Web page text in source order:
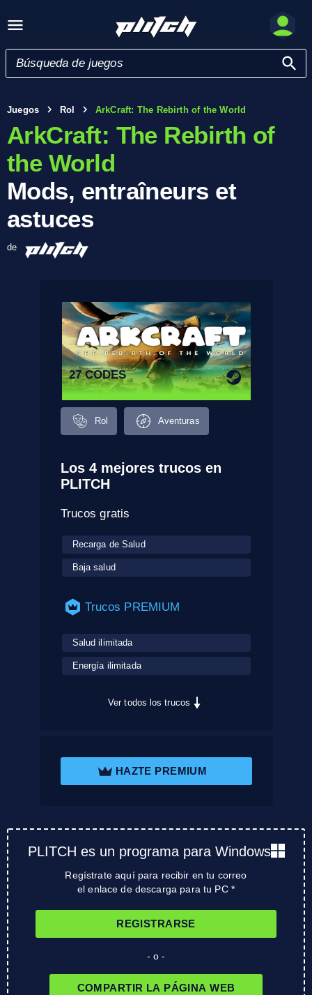
Juegos Rol ArkCraft: The Rebirth of the World
ArkCraft: The Rebirth of
the World
Mods, entraîneurs et
astuces
de
27 CODES
Rol Aventuras
Los 4 mejores trucos en
PLITCH
Trucos gratis
Recarga de Salud
Baja salud
Trucos PREMIUM
Salud ilimitada
Energía ilimitada
Ver todos los trucos
HAZTE PREMIUM
PLITCH es un programa para Windows
Regístrate aquí para recibir en tu correo
el enlace de descarga para tu PC *
REGISTRARSE
- o -
COMPARTIR LA PÁGINA WEB